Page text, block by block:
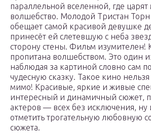
параллельной вселенной, где царят
волшебство. Молодой Тристан
обещает самой красивой девушке
принесёт ей слетевшую с неба
сторону стены. Фильм изумителен!
пропитана волшебством. Это один
наблюдая за картиной словно сам
чудесную сказку. Такое кино нельзя
мимо! Красивые, яркие и живые
интересный и динамичный сюжет,
актеров — всех без исключения, ну
отметить трогательную любовную
сюжета.